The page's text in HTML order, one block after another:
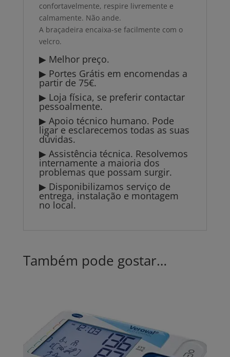
confortavelmente, respire livremente e
calmamente. Não ande.
A braçadeira encaixa-se facilmente com o
velcro.
▶ Melhor preço.
▶ Portes Grátis em encomendas a
partir de 75€.
▶ Loja física, se preferir contactar
pessoalmente.
▶ Apoio técnico humano. Pode
ligar e esclarecemos todas as suas
dúvidas.
▶ Assistência técnica. Resolvemos
internamente a maioria dos
problemas que possam surgir.
▶ Disponibilizamos serviço de
entrega, instalação e montagem
no local.
Também pode gostar…